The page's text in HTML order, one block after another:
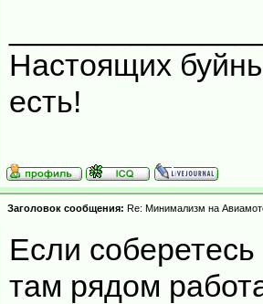
Настоящих
есть!
Заголовок сообщения: Re: Минимализм на
Если
там рядом